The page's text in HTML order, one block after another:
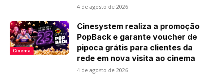
4 de agosto de 2026
Cinema
Cinesystem realiza a promoção
PopBack e garante voucher de
pipoca grátis para clientes da
rede em nova visita ao cinema
4 de agosto de 2026